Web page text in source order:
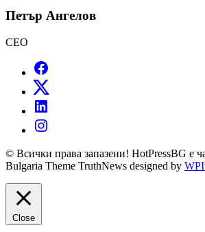
Петър Ангелов
CEO
© Всички права запазени! HotPressBG е
Bulgaria Theme TruthNews designed by
Close